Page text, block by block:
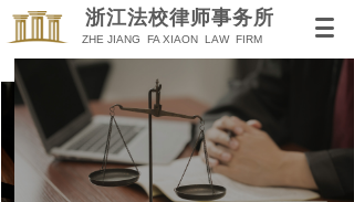
ZHE JIANG FA XIAON LAW FIRM
浙江法校律师事务所